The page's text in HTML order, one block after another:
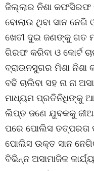
ଜିଲ୍ଲାର ନିଶା କଫସିରଫ
ବୋଲାଉ ଥିବା ସାନ
ଖେତୀ ଦୁଇ ଜଣଙ୍କୁ ଗତ
ଗିରଫ କରିବା ଓ କୋର୍ଟ
ବ୍ରାଉନସୁଗର ମିଶା
ବଢି ଚାଲିବା ସହ ନା ନା
ମାଧ୍ୟମ ପ୍ରତିନିଧିଙ୍କୁ
ଲିପ୍ତ ଜଣେ ଯୁବକକୁ
ପରେ ପୋଲିସ ତତ୍ପରତା
ପୋଲିସ ଉକ୍ତ ସାନ ନେଗିର
ବିଭିନ୍ନ ଅସାମାଜିକ